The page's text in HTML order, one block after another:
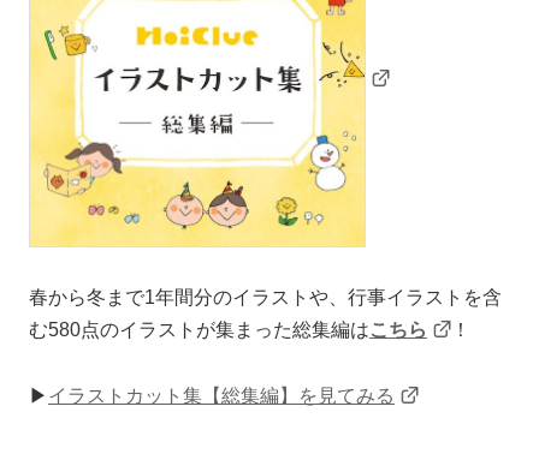
春から冬まで1年間分のイラストや、行事イラストを含
む580点のイラストが集まった総集編はこちら ！
▶ イラストカット集【総集編】を見てみる